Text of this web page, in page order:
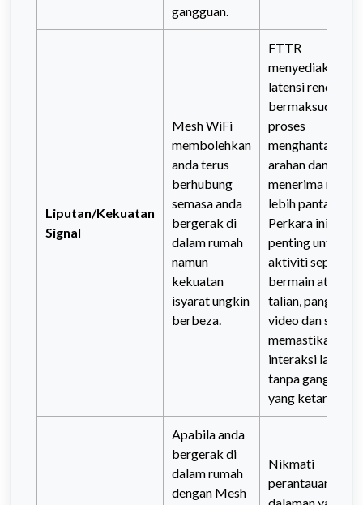
gangguan.
Liputan/Kekuatan
Signal
Mesh WiFi
membolehkan
anda terus
berhubung
semasa anda
bergerak di
dalam rumah
namun
kekuatan
isyarat ungkin
berbeza.
FTTR
menyediakan
latensi rendah. Ini
bermaksud
proses
menghantar
arahan dan
menerima respon
lebih pantas.
Perkara ini
penting untuk
aktiviti seperti
bermain atas
talian, panggilan
video dan strim,
memastikan
interaksi lancar
tanpa gangguan
yang ketara.
Apabila anda
bergerak di
dalam rumah
dengan Mesh
Nikmati
perantauan